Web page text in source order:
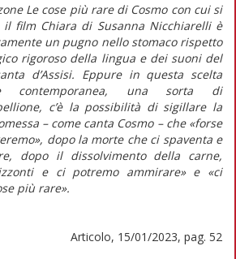
Le cose più raredi Cosmo con cui si
il film Chiara di Susanna Nicchiarelli è
un pugno nello stomaco rispetto
rigoroso della lingua e dei suoni del
d’Assisi. Eppure in questa scelta
contemporanea, una sorta di
c’è la possibilità di sigillare la
– come canta Cosmo – che «forse
dopo la morte che ci spaventa e
dopo il dissolvimento della carne,
e ci potremo ammirare» e «ci
più rare».
Articolo, 15/01/2023, pag. 52